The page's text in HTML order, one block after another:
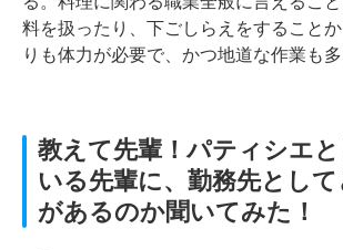
料を扱ったり、下ごしらえをすること
りも体力が必要で、かつ地道な作業も多
教えて先輩！パティシエ
いる先輩に、 勤務先とし
があるのか聞いてみた！